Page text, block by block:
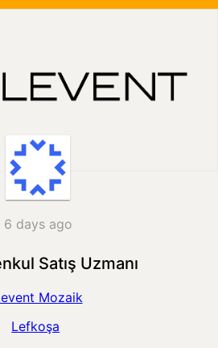
6 days ago
Satış Uzmanı
Mozaik
Lefkoşa